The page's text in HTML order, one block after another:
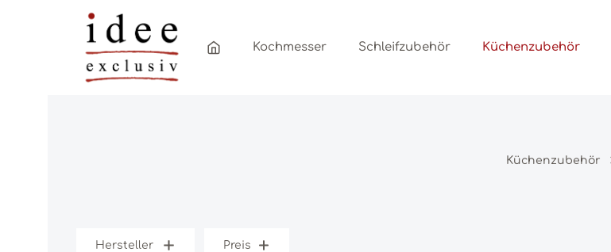
Zum Hauptinhalt springen
Zur Hauptnavigation springen
Kochmesser Schleifzubehör Küchenzubehör
Küchenzubehör
Hersteller Preis